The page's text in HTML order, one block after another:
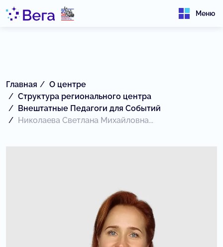
Меню
Главная
О центре
Структура регионального центра
Внештатные Педагоги для Событий
Николаева Светлана Михайловна...